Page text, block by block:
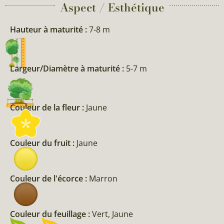
Aspect / Esthétique
Hauteur à maturité :7-8 m
Largeur/Diamètre à maturité : 5-7 m
Couleur de la fleur : Jaune
Couleur du fruit : Jaune
Couleur de l'écorce : Marron
Couleur du feuillage :Vert, Jaune